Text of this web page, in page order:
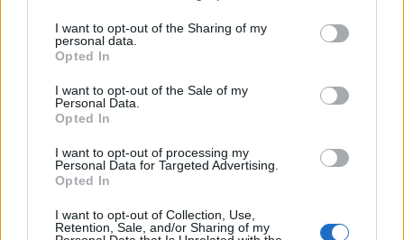
I want to opt-out of the Sharing of my
personal data.
Opted In
I want to opt-out of the Sale of my
Personal Data.
Opted In
I want to opt-out of processing my
Personal Data for Targeted Advertising.
Opted In
I want to opt-out of Collection, Use,
Retention, Sale, and/or Sharing of my
απαλλάσσονται και τυπικά από τα
θερμοκήπια και για όλα ευθύνεται η
αναγκάσει τον Ευθύμη Φαρμάκη να
υπογράψει το απαλλακτικό τους. Την
ίδια ώρα ο Βαγγέλης χώνεται όλο και
περισσότερο στις βρομοδουλειές του